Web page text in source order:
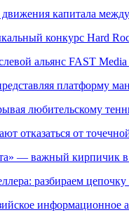
движения капитала
конкурс Hard
альянс FAST
платформу
любительскому
отказаться от
— важный кирпичик в
разбираем
информационное